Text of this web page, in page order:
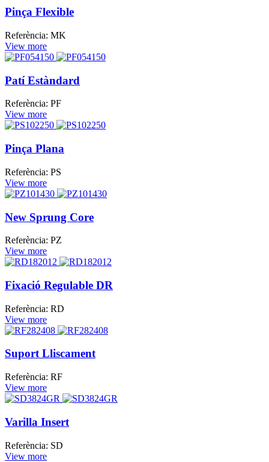
Pinça Flexible
Referència: MK
View more
Patí Estàndard
Referència: PF
View more
Pinça Plana
Referència: PS
View more
New Sprung Core
Referència: PZ
View more
Fixació Regulable DR
Referència: RD
View more
Suport Lliscament
Referència: RF
View more
Varilla Insert
Referència: SD
View more